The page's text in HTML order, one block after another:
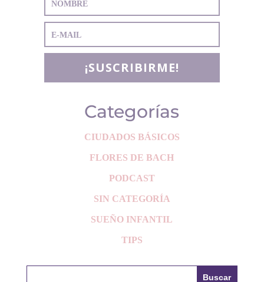
¡SUSCRIBIRME!
Categorías
CIUDADOS BÁSICOS
FLORES DE BACH
PODCAST
SIN CATEGORÍA
SUEÑO INFANTIL
TIPS